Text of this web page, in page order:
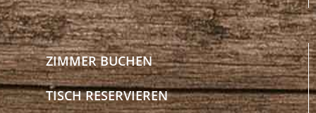
ZIMMER BUCHEN
TISCH RESERVIEREN